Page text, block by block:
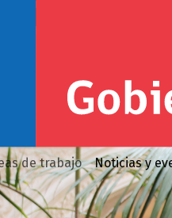
de trabajo Noticias y
regionales atribuciones